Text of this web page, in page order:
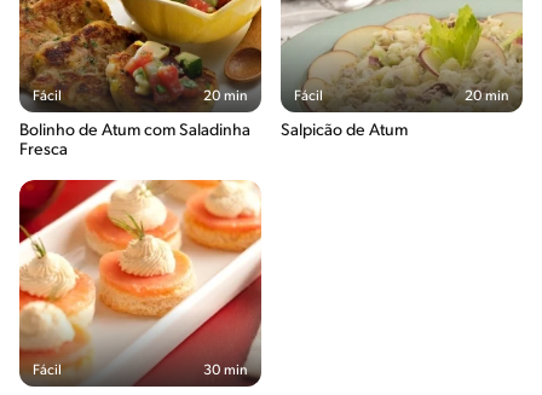
Fácil 20 min
Bolinho de Atum com Saladinha
Fresca
Fácil 20 min
Salpicão de Atum
Fácil 30 min